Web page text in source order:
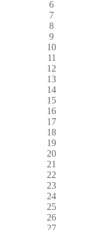
6
7
8
9
10
11
12
13
14
15
16
17
18
19
20
21
22
23
24
25
26
27